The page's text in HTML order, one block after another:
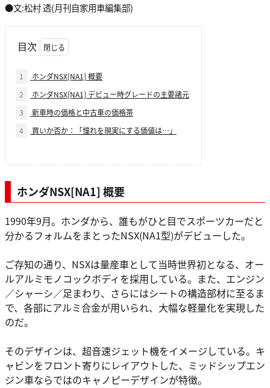
●文:松村 透(月刊自家用車編集部)
目次
1
ホンダNSX[NA1] 概要
2
ホンダNSX[NA1] デビュー時グレードの主要諸元
3
新車時の価格と中古車の価格帯
4
買いか否か：「憧れを現実にする価値は…」
ホンダNSX[NA1] 概要
1990年9月。ホンダから、誰もがひと目でスポーツカーだと
分かるフォルムをまとったNSX(NA1型)がデビューした。
ご存知の通り、NSXは量産車として当時世界初となる、オー
ルアルミモノコックボディを採用している。また、エンジン
／シャーシ／足まわり、さらにはシートの構造部材に至るま
で、各部にアルミ合金が用いられ、大幅な軽量化を実現した
のだ。
そのデザインは、超音速ジェット機をイメージしている。キ
ャビンをフロント寄りにレイアウトした、ミッドシップエン
ジン車ならではのキャノピーデザインが特徴。